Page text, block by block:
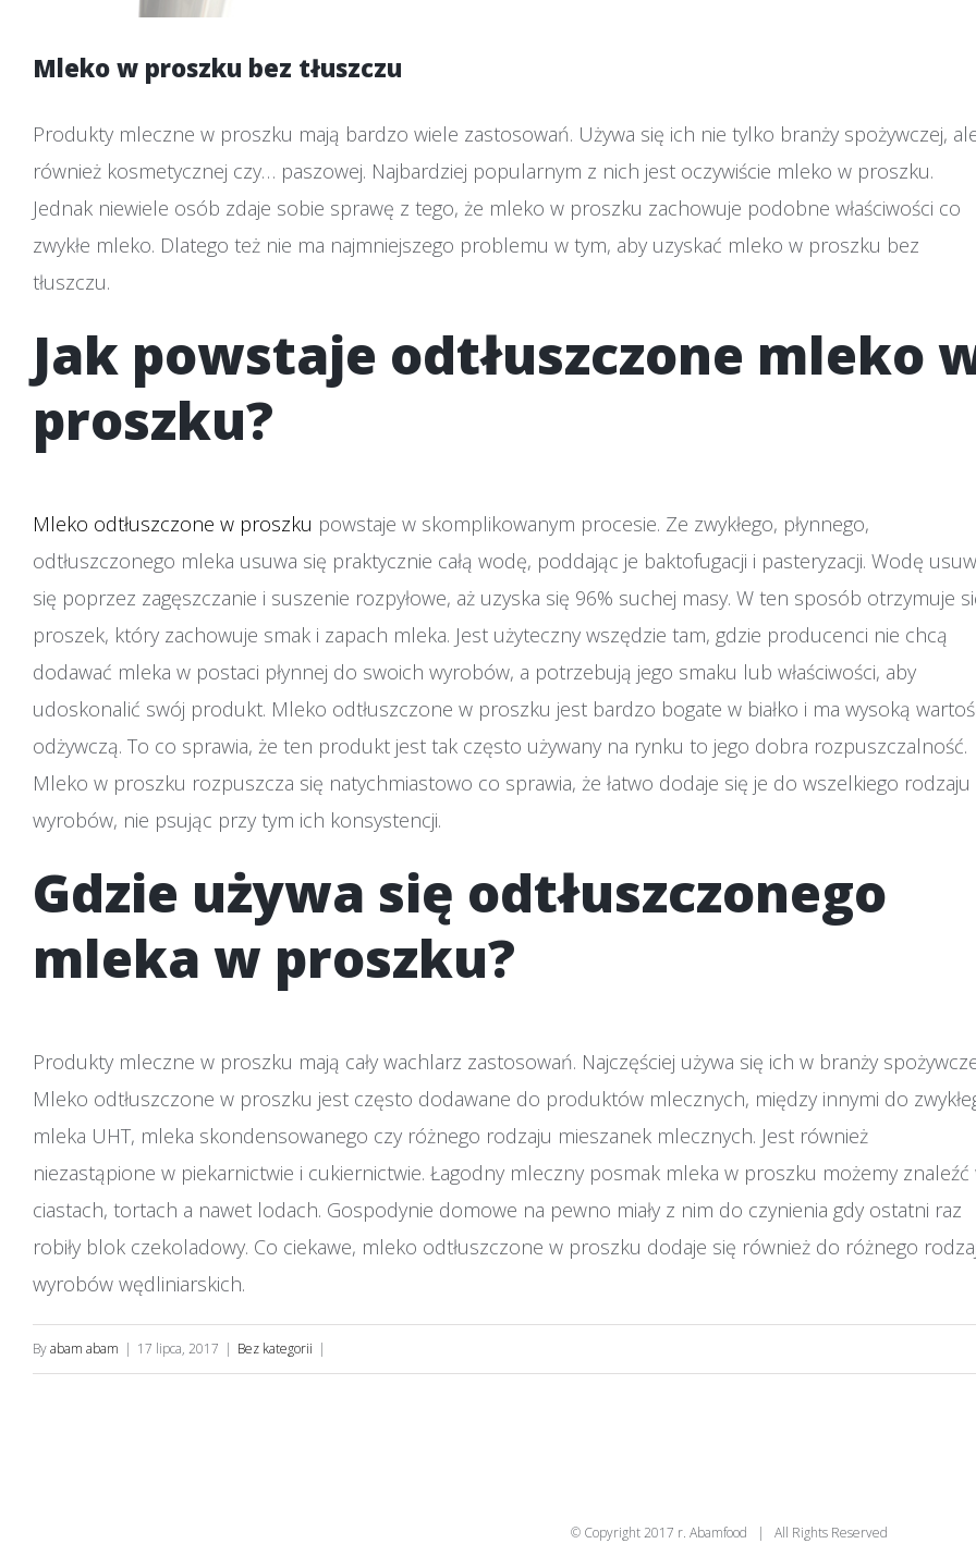
Mleko w proszku bez tłuszczu
Produkty mleczne w proszku mają bardzo wiele zastosowań. Używa się ich nie tylko branży spożywczej,
również kosmetycznej czy… paszowej. Najbardziej popularnym z nich jest oczywiście mleko w proszku.
Jednak niewiele osób zdaje sobie sprawę z tego, że mleko w proszku zachowuje podobne właściwości co
zwykłe mleko. Dlatego też nie ma najmniejszego problemu w tym, aby uzyskać mleko w proszku bez
tłuszczu.
Jak powstaje odtłuszczone mleko
proszku?
Mleko odtłuszczone w proszku powstaje w skomplikowanym procesie. Ze zwykłego, płynnego,
odtłuszczonego mleka usuwa się praktycznie całą wodę, poddając je baktofugacji i pasteryzacji. Wodę
się poprzez zagęszczanie i suszenie rozpyłowe, aż uzyska się 96% suchej masy. W ten sposób otrzymuje
proszek, który zachowuje smak i zapach mleka. Jest użyteczny wszędzie tam, gdzie producenci nie chcą
dodawać mleka w postaci płynnej do swoich wyrobów, a potrzebują jego smaku lub właściwości, aby
udoskonalić swój produkt. Mleko odtłuszczone w proszku jest bardzo bogate w białko i ma wysoką
odżywczą. To co sprawia, że ten produkt jest tak często używany na rynku to jego dobra rozpuszczalność.
Mleko w proszku rozpuszcza się natychmiastowo co sprawia, że łatwo dodaje się je do wszelkiego rodzaju
wyrobów, nie psując przy tym ich konsystencji.
Gdzie używa się odtłuszczonego
mleka w proszku?
Produkty mleczne w proszku mają cały wachlarz zastosowań. Najczęściej używa się ich w branży
Mleko odtłuszczone w proszku jest często dodawane do produktów mlecznych, między innymi do
mleka UHT, mleka skondensowanego czy różnego rodzaju mieszanek mlecznych. Jest również
niezastąpione w piekarnictwie i cukiernictwie. Łagodny mleczny posmak mleka w proszku możemy znaleźć
ciastach, tortach a nawet lodach. Gospodynie domowe na pewno miały z nim do czynienia gdy ostatni raz
robiły blok czekoladowy. Co ciekawe, mleko odtłuszczone w proszku dodaje się również do różnego
wyrobów wędliniarskich.
Byabam abam | 17 lipca, 2017 | Bez kategorii |
© Copyright 2017 r. Abamfood | All Rights Reserved